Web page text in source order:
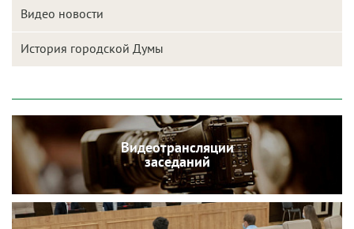
Видео новости
История городской Думы
Видеотрансляции
заседаний